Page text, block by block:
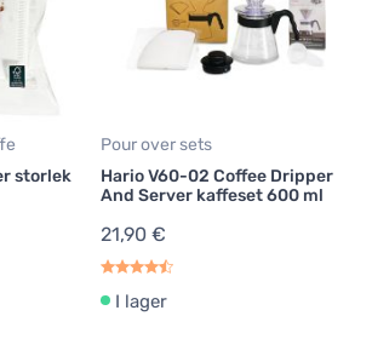
storlek
Pour over sets
Hario V60-02 Coffee Dripper
And Server kaffeset 600 ml
21,90 €
I lager